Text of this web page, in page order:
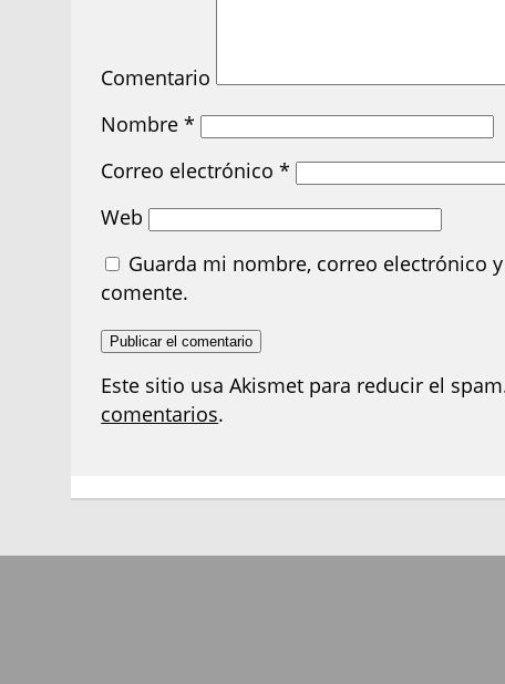
Comentario
Nombre*
Correo electrónico*
Web
Guarda mi nombre, correo electrónico
comente.
Este sitio usa Akismet para reducir el
comentarios.